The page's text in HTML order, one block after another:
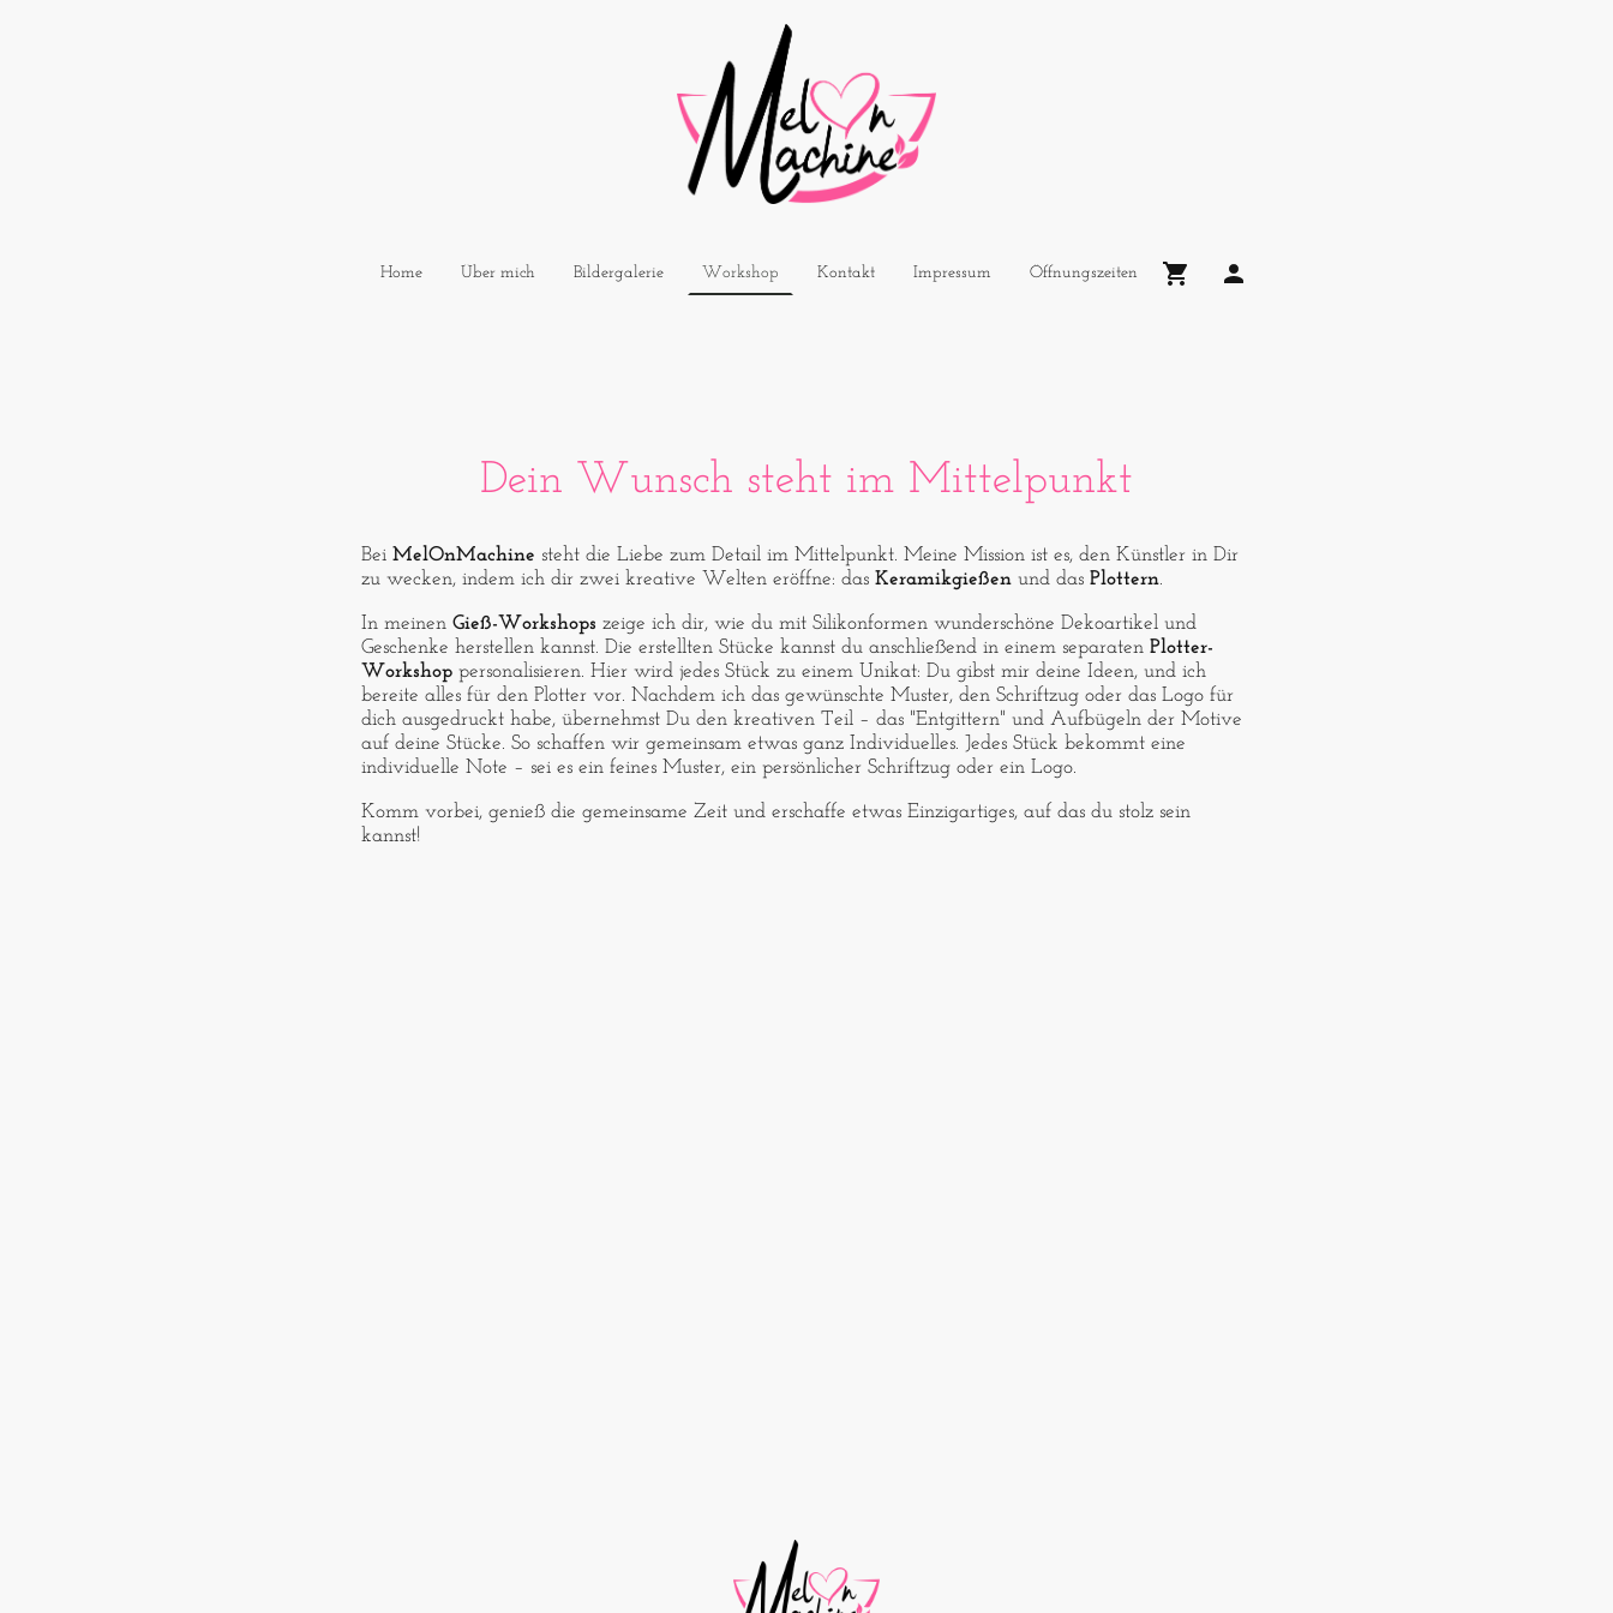
Home Über mich Bildergalerie Workshop Kontakt Impressum Öffnungszeiten
Dein Wunsch steht im Mittelpunkt
BeiMelOnMachine steht die Liebe zum Detail im Mittelpunkt. Meine Mission ist es, den Künstler in Dir
zu wecken, indem ich dir zwei kreative Welten eröffne: dasKeramikgießen und dasPlottern.
In meinenGieß-Workshops zeige ich dir, wie du mit Silikonformen wunderschöne Dekoartikel und
Geschenke herstellen kannst. Die erstellten Stücke kannst du anschließend in einem separatenPlotter-
Workshop personalisieren. Hier wird jedes Stück zu einem Unikat: Du gibst mir deine Ideen, und ich
bereite alles für den Plotter vor. Nachdem ich das gewünschte Muster, den Schriftzug oder das Logo für
dich ausgedruckt habe, übernehmst Du den kreativen Teil – das "Entgittern" und Aufbügeln der Motive
auf deine Stücke. So schaffen wir gemeinsam etwas ganz Individuelles. Jedes Stück bekommt eine
individuelle Note – sei es ein feines Muster, ein persönlicher Schriftzug oder ein Logo.
Komm vorbei, genieß die gemeinsame Zeit und erschaffe etwas Einzigartiges, auf das du stolz sein
kannst!